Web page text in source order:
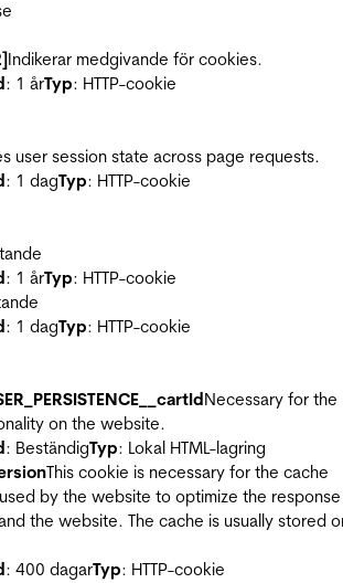
Indikerar medgivande för cookies.
: 1 årTyp: HTTP-cookie
user session state across page requests.
: 1 dagTyp: HTTP-cookie
: 1 årTyp: HTTP-cookie
: 1 dagTyp: HTTP-cookie
Necessary for the
on the website.
: BeständigTyp: Lokal HTML-lagring
This cookie is necessary for the cache
by the website to optimize the
the website. The cache is usually stored
: 400 dagarTyp: HTTP-cookie